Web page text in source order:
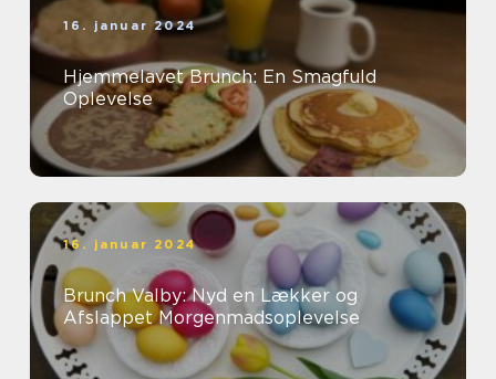
16. januar 2024
Hjemmelavet Brunch: En Smagfuld
Oplevelse
16. januar 2024
Brunch Valby: Nyd en Lækker og
Afslappet Morgenmadsoplevelse